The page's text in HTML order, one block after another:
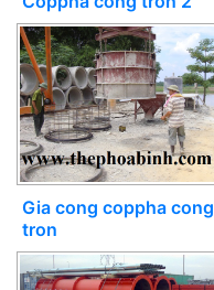
Gia cong coppha cong
tron